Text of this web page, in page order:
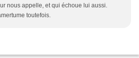
nous appelle, et qui échoue lui aussi.
toutefois.